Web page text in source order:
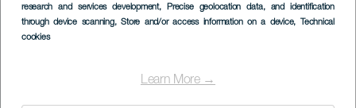
research and services development, Precise geolocation data, and identification
through device scanning, Store and/or access information on a device, Technical
cookies
Learn More →
Listado